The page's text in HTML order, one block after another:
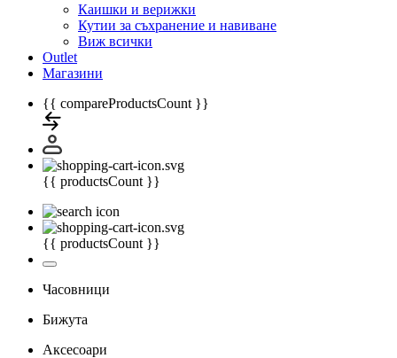
Каишки и верижки
Кутии за съхранение и навиване
Виж всички
Outlet
Магазини
{{ compareProductsCount }}
{{ productsCount }}
{{ productsCount }}
Часовници
Бижута
Аксесоари